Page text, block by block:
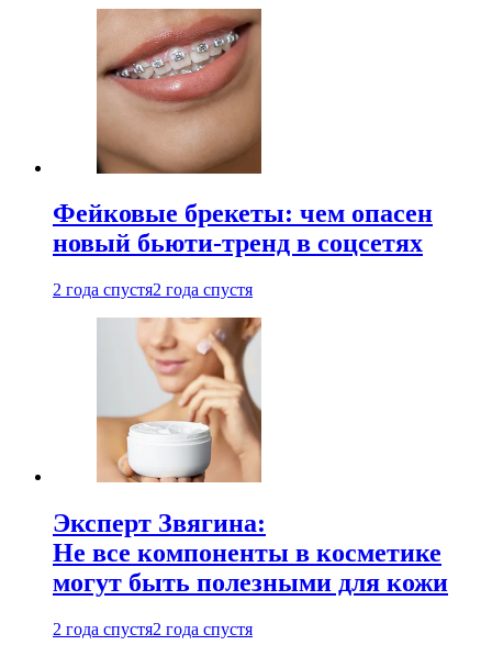
Фейковые брекеты: чем опасен
новый бьюти-тренд в соцсетях
2 года спустя2 года спустя
Эксперт Звягина:
Не все компоненты в косметике
могут быть полезными для кожи
2 года спустя2 года спустя